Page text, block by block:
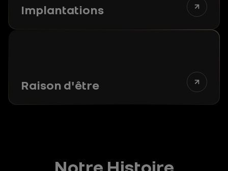
Implantations
Raison d'être